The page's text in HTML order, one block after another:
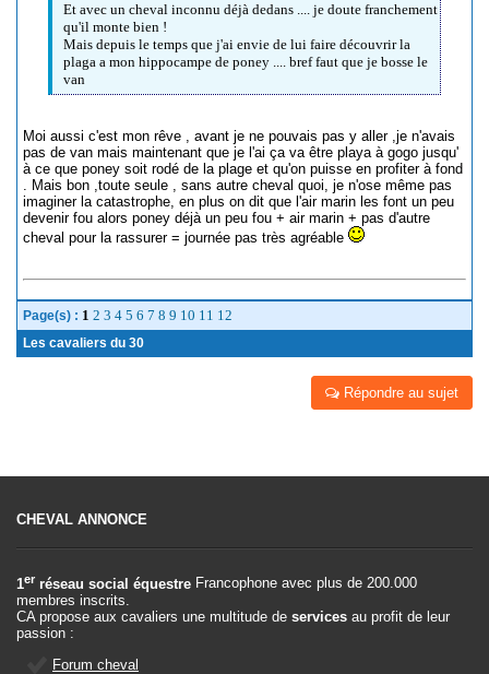
Et avec un cheval inconnu déjà dedans .... je doute franchement
qu'il monte bien !
Mais depuis le temps que j'ai envie de lui faire découvrir la
plaga a mon hippocampe de poney .... bref faut que je bosse le
van
Moi aussi c'est mon rêve , avant je ne pouvais pas y aller ,je n'avais
pas de van mais maintenant que je l'ai ça va être playa à gogo jusqu'
à ce que poney soit rodé de la plage et qu'on puisse en profiter à fond
. Mais bon ,toute seule , sans autre cheval quoi, je n'ose même pas
imaginer la catastrophe, en plus on dit que l'air marin les font un peu
devenir fou alors poney déjà un peu fou + air marin + pas d'autre
cheval pour la rassurer = journée pas très agréable
Page(s) : 1 2 3 4 5 6 7 8 9 10 11 12
Les cavaliers du 30
Répondre au sujet
CHEVAL ANNONCE
1er réseau social équestre Francophone avec plus de 200.000
membres inscrits.
CA propose aux cavaliers une multitude de services au profit de leur
passion :
Forum cheval